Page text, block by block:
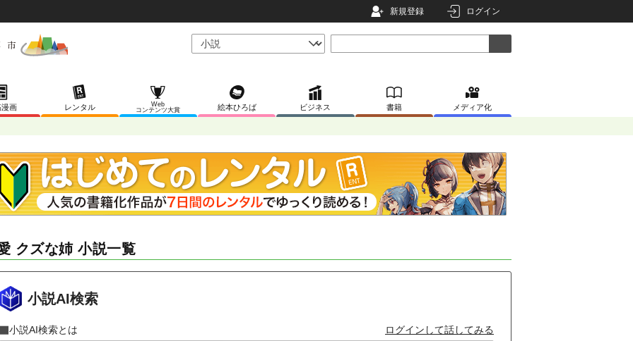
新規登録 ログイン
画 レンタル
Web
コンテンツ大賞
絵本ひろば ビジネス 書籍 メディア化
クズな姉 小説一覧
小説AI検索
小説AI検索とは ログインして話してみる